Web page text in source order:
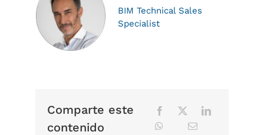
BIM Technical Sales
Specialist
Comparte este
contenido